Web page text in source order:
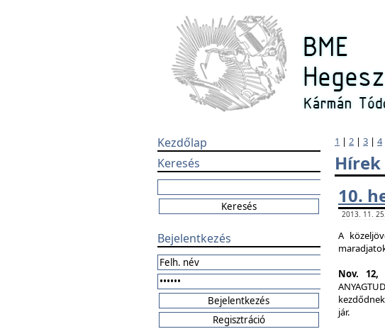
Kezdőlap
Keresés
Bejelentkezés
1 | 2 | 3 | 4
Hírek
10.
2013. 11.
A
Nov. 12,
jár.